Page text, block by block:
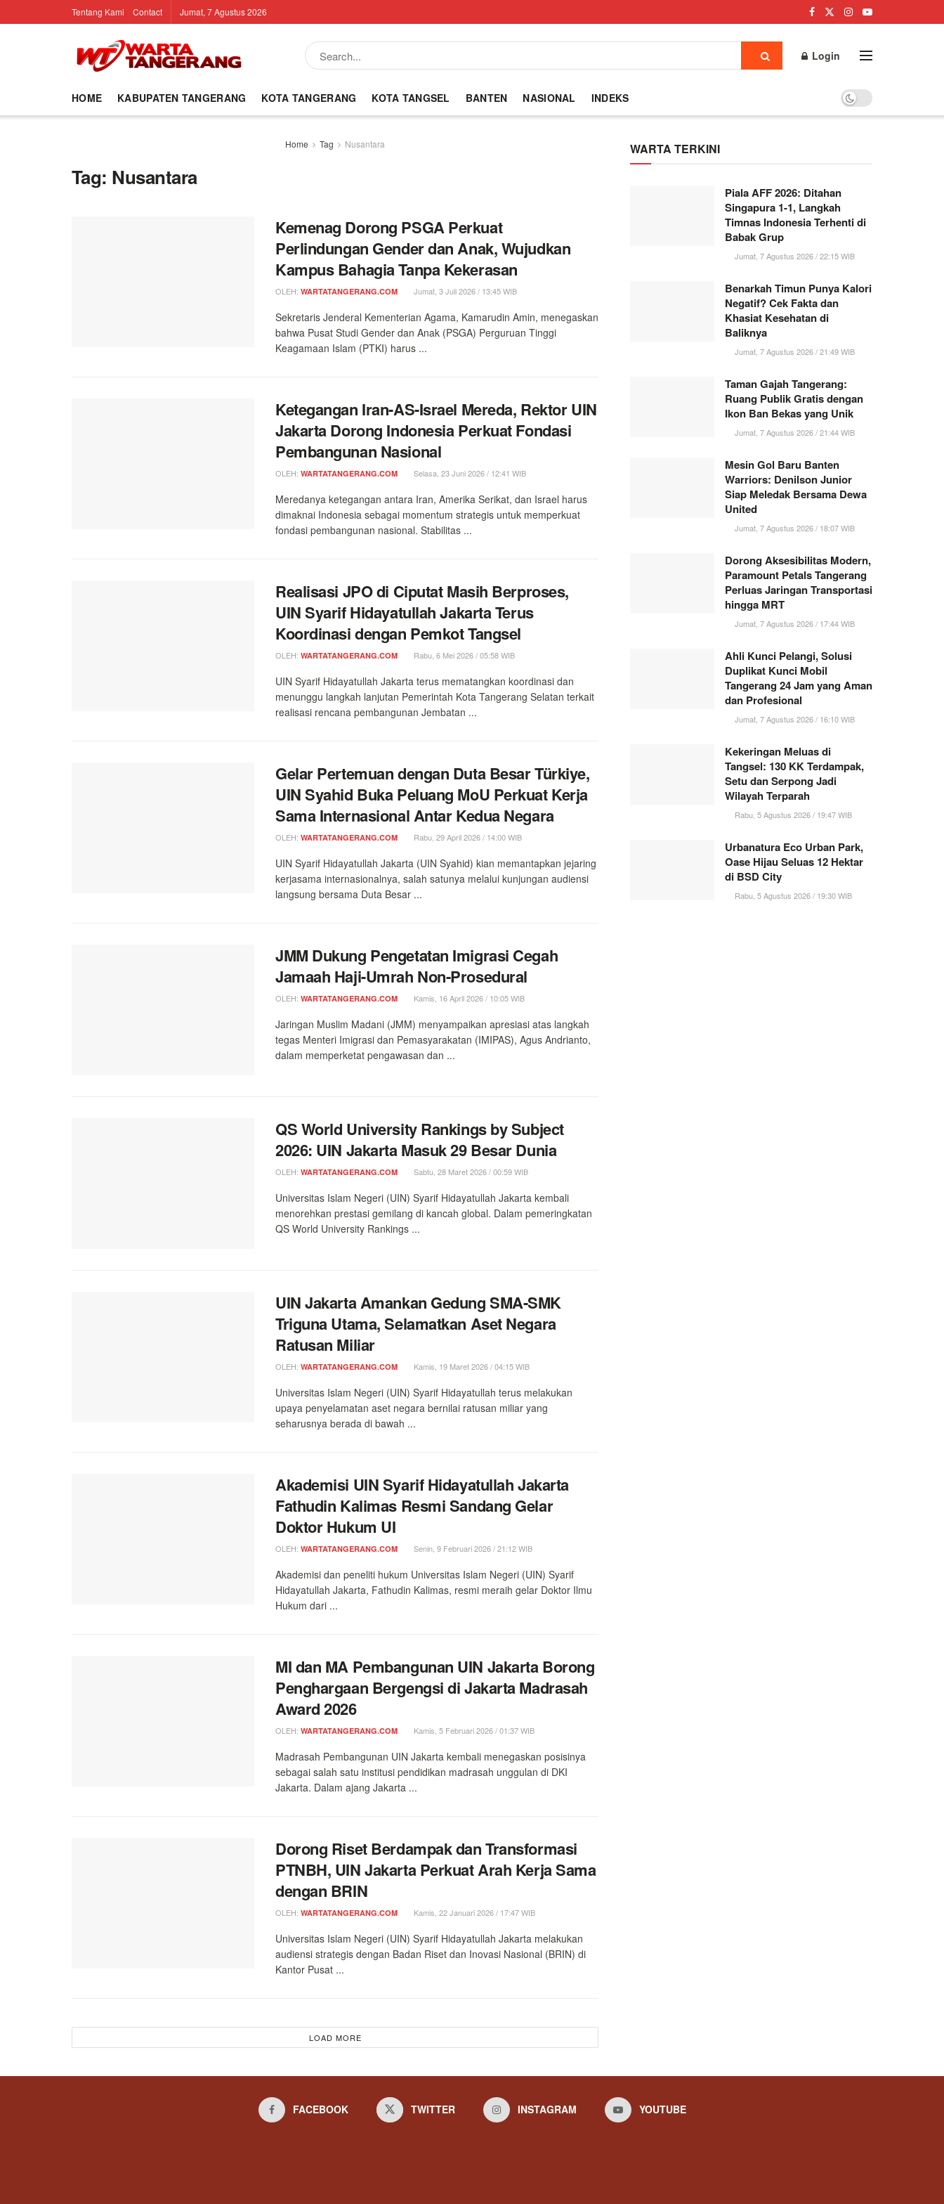
Tentang Kami Contact Jumat, 7 Agustus 2026
Login
HOME KABUPATEN TANGERANG KOTA TANGERANG KOTA TANGSEL BANTEN NASIONAL INDEKS
Home Tag Nusantara
Tag: Nusantara
Kemenag Dorong PSGA Perkuat
Perlindungan Gender dan Anak, Wujudkan
Kampus Bahagia Tanpa Kekerasan
OLEH: WARTATANGERANG.COM Jumat, 3 Juli 2026 / 13:45 WIB
Sekretaris Jenderal Kementerian Agama, Kamarudin Amin, menegaskan
bahwa Pusat Studi Gender dan Anak (PSGA) Perguruan Tinggi
Keagamaan Islam (PTKI) harus ...
Ketegangan Iran-AS-Israel Mereda, Rektor UIN
Jakarta Dorong Indonesia Perkuat Fondasi
Pembangunan Nasional
OLEH: WARTATANGERANG.COM Selasa, 23 Juni 2026 / 12:41 WIB
Meredanya ketegangan antara Iran, Amerika Serikat, dan Israel harus
dimaknai Indonesia sebagai momentum strategis untuk memperkuat
fondasi pembangunan nasional. Stabilitas ...
Realisasi JPO di Ciputat Masih Berproses,
UIN Syarif Hidayatullah Jakarta Terus
Koordinasi dengan Pemkot Tangsel
OLEH: WARTATANGERANG.COM Rabu, 6 Mei 2026 / 05:58 WIB
UIN Syarif Hidayatullah Jakarta terus mematangkan koordinasi dan
menunggu langkah lanjutan Pemerintah Kota Tangerang Selatan terkait
realisasi rencana pembangunan Jembatan ...
Gelar Pertemuan dengan Duta Besar Türkiye,
UIN Syahid Buka Peluang MoU Perkuat Kerja
Sama Internasional Antar Kedua Negara
OLEH: WARTATANGERANG.COM Rabu, 29 April 2026 / 14:00 WIB
UIN Syarif Hidayatullah Jakarta (UIN Syahid) kian memantapkan jejaring
kerjasama internasionalnya, salah satunya melalui kunjungan audiensi
langsung bersama Duta Besar ...
JMM Dukung Pengetatan Imigrasi Cegah
Jamaah Haji-Umrah Non-Prosedural
OLEH: WARTATANGERANG.COM Kamis, 16 April 2026 / 10:05 WIB
Jaringan Muslim Madani (JMM) menyampaikan apresiasi atas langkah
tegas Menteri Imigrasi dan Pemasyarakatan (IMIPAS), Agus Andrianto,
dalam memperketat pengawasan dan ...
QS World University Rankings by Subject
2026: UIN Jakarta Masuk 29 Besar Dunia
OLEH: WARTATANGERANG.COM Sabtu, 28 Maret 2026 / 00:59 WIB
Universitas Islam Negeri (UIN) Syarif Hidayatullah Jakarta kembali
menorehkan prestasi gemilang di kancah global. Dalam pemeringkatan
QS World University Rankings ...
UIN Jakarta Amankan Gedung SMA-SMK
Triguna Utama, Selamatkan Aset Negara
Ratusan Miliar
OLEH: WARTATANGERANG.COM Kamis, 19 Maret 2026 / 04:15 WIB
Universitas Islam Negeri (UIN) Syarif Hidayatullah terus melakukan
upaya penyelamatan aset negara bernilai ratusan miliar yang
seharusnya berada di bawah ...
Akademisi UIN Syarif Hidayatullah Jakarta
Fathudin Kalimas Resmi Sandang Gelar
Doktor Hukum UI
OLEH: WARTATANGERANG.COM Senin, 9 Februari 2026 / 21:12 WIB
Akademisi dan peneliti hukum Universitas Islam Negeri (UIN) Syarif
Hidayatullah Jakarta, Fathudin Kalimas, resmi meraih gelar Doktor Ilmu
Hukum dari ...
MI dan MA Pembangunan UIN Jakarta Borong
Penghargaan Bergengsi di Jakarta Madrasah
Award 2026
OLEH: WARTATANGERANG.COM Kamis, 5 Februari 2026 / 01:37 WIB
Madrasah Pembangunan UIN Jakarta kembali menegaskan posisinya
sebagai salah satu institusi pendidikan madrasah unggulan di DKI
Jakarta. Dalam ajang Jakarta ...
Dorong Riset Berdampak dan Transformasi
PTNBH, UIN Jakarta Perkuat Arah Kerja Sama
dengan BRIN
OLEH: WARTATANGERANG.COM Kamis, 22 Januari 2026 / 17:47 WIB
Universitas Islam Negeri (UIN) Syarif Hidayatullah Jakarta melakukan
audiensi strategis dengan Badan Riset dan Inovasi Nasional (BRIN) di
Kantor Pusat ...
LOAD MORE
WARTA TERKINI
Piala AFF 2026: Ditahan
Singapura 1-1, Langkah
Timnas Indonesia Terhenti di
Babak Grup
Jumat, 7 Agustus 2026 / 22:15 WIB
Benarkah Timun Punya Kalori
Negatif? Cek Fakta dan
Khasiat Kesehatan di
Baliknya
Jumat, 7 Agustus 2026 / 21:49 WIB
Taman Gajah Tangerang:
Ruang Publik Gratis dengan
Ikon Ban Bekas yang Unik
Jumat, 7 Agustus 2026 / 21:44 WIB
Mesin Gol Baru Banten
Warriors: Denilson Junior
Siap Meledak Bersama Dewa
United
Jumat, 7 Agustus 2026 / 18:07 WIB
Dorong Aksesibilitas Modern,
Paramount Petals Tangerang
Perluas Jaringan Transportasi
hingga MRT
Jumat, 7 Agustus 2026 / 17:44 WIB
Ahli Kunci Pelangi, Solusi
Duplikat Kunci Mobil
Tangerang 24 Jam yang Aman
dan Profesional
Jumat, 7 Agustus 2026 / 16:10 WIB
Kekeringan Meluas di
Tangsel: 130 KK Terdampak,
Setu dan Serpong Jadi
Wilayah Terparah
Rabu, 5 Agustus 2026 / 19:47 WIB
Urbanatura Eco Urban Park,
Oase Hijau Seluas 12 Hektar
di BSD City
Rabu, 5 Agustus 2026 / 19:30 WIB
FACEBOOK TWITTER INSTAGRAM YOUTUBE